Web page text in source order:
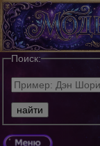
Поиск: